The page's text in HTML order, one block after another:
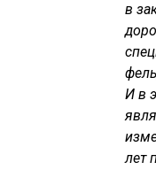
в
И в
лет